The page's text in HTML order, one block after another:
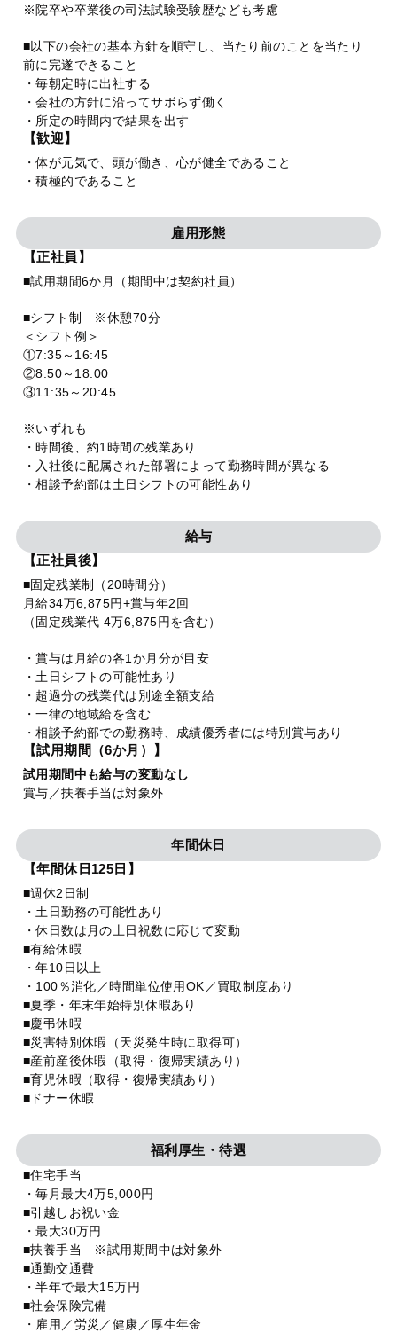
※院卒や卒業後の司法試験受験歴なども考慮
■以下の会社の基本方針を順守し、当たり前のことを当たり
前に完遂できること
・毎朝定時に出社する
・会社の方針に沿ってサボらず働く
・所定の時間内で結果を出す
【歓迎】
・体が元気で、頭が働き、心が健全であること
・積極的であること
雇用形態
【正社員】
■試用期間6か月（期間中は契約社員）
■シフト制 ※休憩70分
＜シフト例＞
①7:35～16:45
②8:50～18:00
③11:35～20:45
※いずれも
・時間後、約1時間の残業あり
・入社後に配属された部署によって勤務時間が異なる
・相談予約部は土日シフトの可能性あり
給与
【正社員後】
■固定残業制（20時間分）
月給34万6,875円+賞与年2回
（固定残業代 4万6,875円を含む）
・賞与は月給の各1か月分が目安
・土日シフトの可能性あり
・超過分の残業代は別途全額支給
・一律の地域給を含む
・相談予約部での勤務時、成績優秀者には特別賞与あり
【試用期間（6か月）】
試用期間中も給与の変動なし
賞与／扶養手当は対象外
年間休日
【年間休日125日】
■週休2日制
・土日勤務の可能性あり
・休日数は月の土日祝数に応じて変動
■有給休暇
・年10日以上
・100％消化／時間単位使用OK／買取制度あり
■夏季・年末年始特別休暇あり
■慶弔休暇
■災害特別休暇（天災発生時に取得可）
■産前産後休暇（取得・復帰実績あり）
■育児休暇（取得・復帰実績あり）
■ドナー休暇
福利厚生・待遇
■住宅手当
・毎月最大4万5,000円
■引越しお祝い金
・最大30万円
■扶養手当 ※試用期間中は対象外
■通勤交通費
・半年で最大15万円
■社会保険完備
・雇用／労災／健康／厚生年金